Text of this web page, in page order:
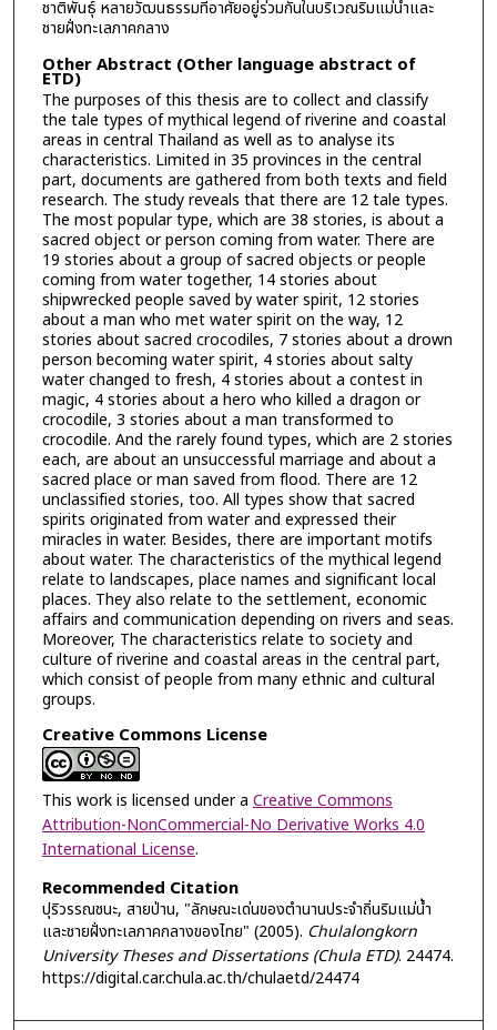
ชาติพันธุ์ หลายวัฒนธรรมที่อาศัยอยู่ร่วมกันในบริเวณริมแม่น้ำและ
ชายฝั่งทะเลภาคกลาง
Other Abstract (Other language abstract of
ETD)
The purposes of this thesis are to collect and classify
the tale types of mythical legend of riverine and coastal
areas in central Thailand as well as to analyse its
characteristics. Limited in 35 provinces in the central
part, documents are gathered from both texts and field
research. The study reveals that there are 12 tale types.
The most popular type, which are 38 stories, is about a
sacred object or person coming from water. There are
19 stories about a group of sacred objects or people
coming from water together, 14 stories about
shipwrecked people saved by water spirit, 12 stories
about a man who met water spirit on the way, 12
stories about sacred crocodiles, 7 stories about a drown
person becoming water spirit, 4 stories about salty
water changed to fresh, 4 stories about a contest in
magic, 4 stories about a hero who killed a dragon or
crocodile, 3 stories about a man transformed to
crocodile. And the rarely found types, which are 2 stories
each, are about an unsuccessful marriage and about a
sacred place or man saved from flood. There are 12
unclassified stories, too. All types show that sacred
spirits originated from water and expressed their
miracles in water. Besides, there are important motifs
about water. The characteristics of the mythical legend
relate to landscapes, place names and significant local
places. They also relate to the settlement, economic
affairs and communication depending on rivers and seas.
Moreover, The characteristics relate to society and
culture of riverine and coastal areas in the central part,
which consist of people from many ethnic and cultural
groups.
Creative Commons License
This work is licensed under a Creative Commons
Attribution-NonCommercial-No Derivative Works 4.0
International License.
Recommended Citation
ปุริวรรณชนะ, สายป่าน, "ลักษณะเด่นของตำนานประจำถิ่นริมแม่น้ำ
และชายฝั่งทะเลภาคกลางของไทย" (2005). Chulalongkorn
University Theses and Dissertations (Chula ETD). 24474.
https://digital.car.chula.ac.th/chulaetd/24474